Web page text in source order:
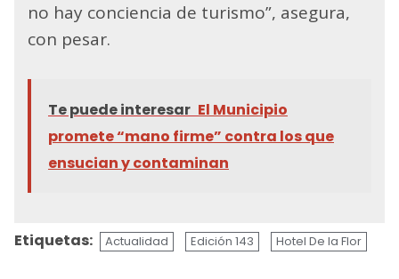
no hay conciencia de turismo”, asegura,
con pesar.
Te puede interesar El Municipio
promete “mano firme” contra los que
ensucian y contaminan
Etiquetas: Actualidad Edición 143 Hotel De la Flor